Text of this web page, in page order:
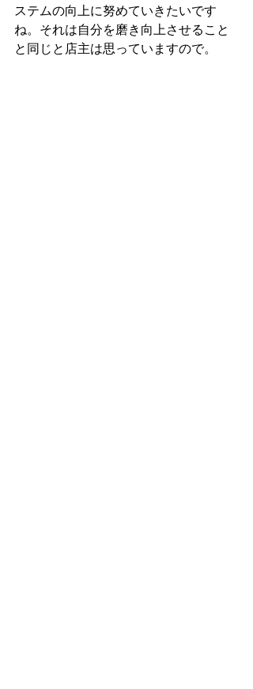
ステムの向上に努めていきたいです
ね。それは自分を磨き向上させること
と同じと店主は思っていますので。